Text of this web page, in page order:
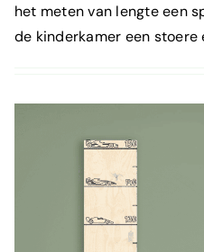
het meten van lengte een
de kinderkamer een stoere